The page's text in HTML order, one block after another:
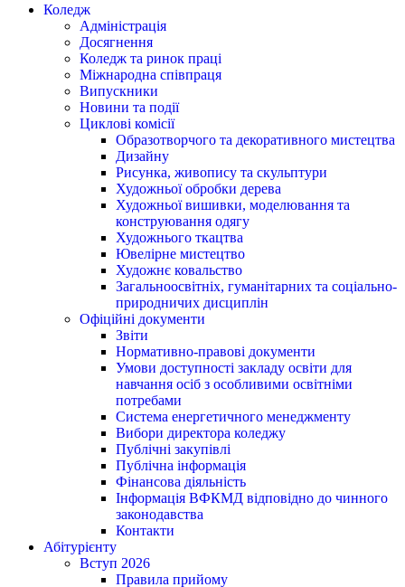
Коледж
Адміністрація
Досягнення
Коледж та ринок праці
Міжнародна співпраця
Випускники
Новини та події
Циклові комісії
Образотворчого та декоративного мистецтва
Дизайну
Рисунка, живопису та скульптури
Художньої обробки дерева
Художньої вишивки, моделювання та
конструювання одягу
Художнього ткацтва
Ювелірне мистецтво
Художнє ковальство
Загальноосвітніх, гуманітарних та соціально-
природничих дисциплін
Офіційні документи
Звіти
Нормативно-правові документи
Умови доступності закладу освіти для
навчання осіб з особливими освітніми
потребами
Система енергетичного менеджменту
Вибори директора коледжу
Публічні закупівлі
Публічна інформація
Фінансова діяльність
Інформація ВФКМД відповідно до чинного
законодавства
Контакти
Абітурієнту
Вступ 2026
Правила прийому